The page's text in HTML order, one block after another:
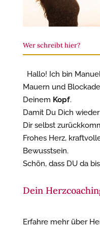
Wer schreibt hier?
Hallo! Ich bin
Mauern und
Deinem Kopf.
Damit Du Dich wieder
Dir selbst
Frohes Herz,
Bewusstsein.
Schön, dass DU da
Dein
Erfahre mehr über